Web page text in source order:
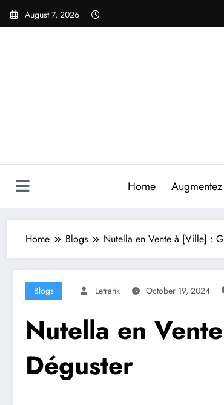
Skip
August 7, 2026
Home
Home Blogs Nutella en Vente à [Ville] :
Blogs Letrank October 19, 2024
Nutella en
Déguster